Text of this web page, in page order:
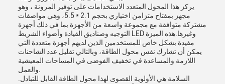
يركز هذا المحول المتعدد الاستخدامات على توفير المرونة ، وهو
مجهز بمفتاح متزامن اختياري بحجم 2.1 * 5.5، وهي مواصفات
مشتركة متوافقة مع مجموعة واسعة من الأجهزة بما في ذلك أجهزة
التوجيه وصناديق القيادة وأضواء الشريط LED وغيرها.هذه الميزة
مفيدة بشكل خاص للمستخدمين الذين لديهم أجهزة متعددة التي
يمكن أن تشارك نفس محول الطاقة، وبالتالي تقليل عدد الشاحنات
اللازمة والمساعدة في تخفيف الفوضى في المساحات المعيشية
السلامة هي الأولوية القصوى لهذا محول الطاقة القابل للتبادل.